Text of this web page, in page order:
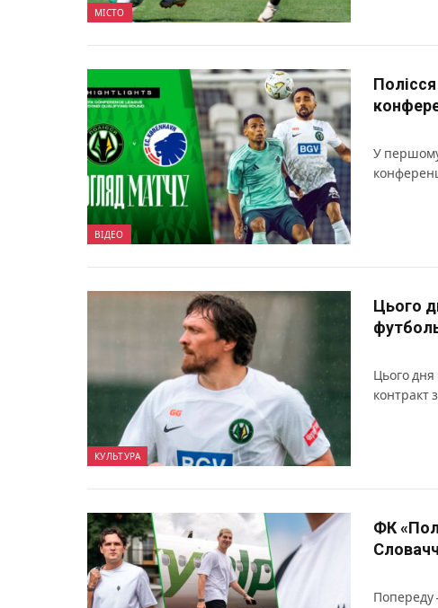
МІСТО
ВІДЕО
У першому
КУЛЬТУРА
Цього
Цього
контракт
ФК
Попереду